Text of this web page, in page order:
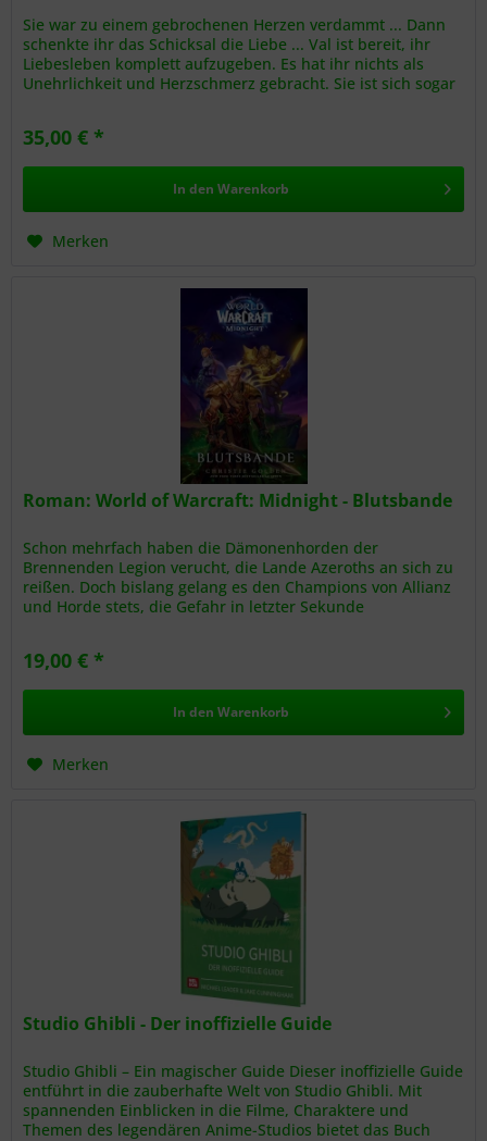
Sie war zu einem gebrochenen Herzen verdammt ... Dann
schenkte ihr das Schicksal die Liebe ... Val ist bereit, ihr
Liebesleben komplett aufzugeben. Es hat ihr nichts als
Unehrlichkeit und Herzschmerz gebracht. Sie ist sich sogar
35,00 € *
In den Warenkorb
Merken
Roman: World of Warcraft: Midnight - Blutsbande
Schon mehrfach haben die Dämonenhorden der
Brennenden Legion verucht, die Lande Azeroths an sich zu
reißen. Doch bislang gelang es den Champions von Allianz
und Horde stets, die Gefahr in letzter Sekunde
19,00 € *
In den Warenkorb
Merken
Studio Ghibli - Der inoffizielle Guide
Studio Ghibli – Ein magischer Guide Dieser inoffizielle Guide
entführt in die zauberhafte Welt von Studio Ghibli. Mit
spannenden Einblicken in die Filme, Charaktere und
Themen des legendären Anime-Studios bietet das Buch